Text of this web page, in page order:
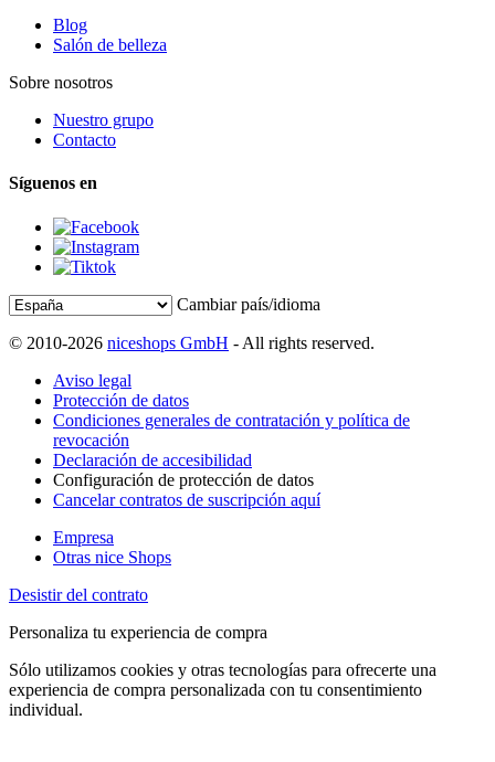
Blog
Salón de belleza
Sobre nosotros
Nuestro grupo
Contacto
Síguenos en
Cambiar país/idioma
© 2010-2026 niceshops GmbH - All rights reserved.
Aviso legal
Protección de datos
Condiciones generales de contratación y política de
revocación
Declaración de accesibilidad
Configuración de protección de datos
Cancelar contratos de suscripción aquí
Empresa
Otras nice Shops
Desistir del contrato
Personaliza tu experiencia de compra
Sólo utilizamos cookies y otras tecnologías para ofrecerte una
experiencia de compra personalizada con tu consentimiento
individual.